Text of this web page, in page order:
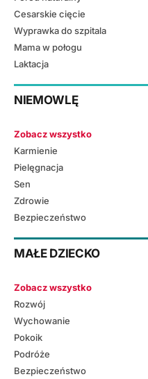
Cesarskie cięcie
Wyprawka do szpitala
Mama w połogu
Laktacja
NIEMOWLĘ
Zobacz wszystko
Karmienie
Pielęgnacja
Sen
Zdrowie
Bezpieczeństwo
MAŁE DZIECKO
Zobacz wszystko
Rozwój
Wychowanie
Pokoik
Podróże
Bezpieczeństwo